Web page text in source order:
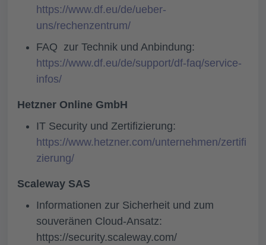
https://www.df.eu/de/ueber-
uns/rechenzentrum/
FAQ zur Technik und Anbindung:
https://www.df.eu/de/support/df-faq/service-
infos/
Hetzner Online GmbH
IT Security und Zertifizierung:
https://www.hetzner.com/unternehmen/zertifi
zierung/
Scaleway SAS
Informationen zur Sicherheit und zum
souveränen Cloud-Ansatz:
https://security.scaleway.com/